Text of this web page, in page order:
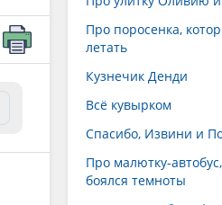
Про поросенка,
летать
Кузнечик Денди
Всё кувырком
Спасибо, Извини и
Про малютку-
боялся темноты